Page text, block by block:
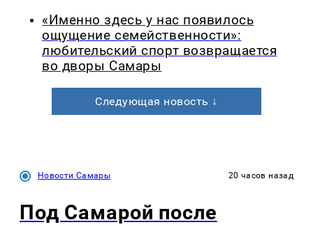
«Именно здесь у нас появилось
ощущение семейственности»:
любительский спорт возвращается
во дворы Самары
Следующая новость ↓
Новости Самары 20 часов назад
Под Самарой после